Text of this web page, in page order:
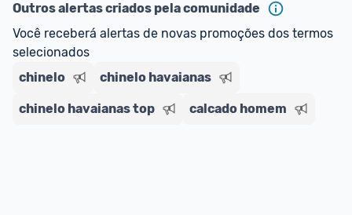
Outros alertas criados pela comunidade
Você receberá alertas de novas promoções dos termos
selecionados
chinelo
chinelo havaianas
chinelo havaianas top calcado homem